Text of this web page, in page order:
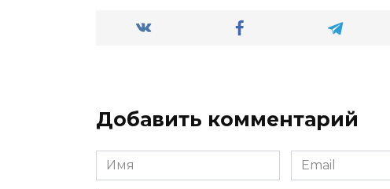
Добавить комментарий
Имя
*
Email
*